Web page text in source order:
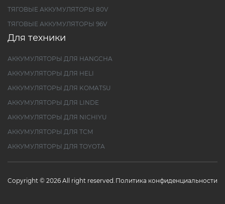
ТЯГОВЫЕ АККУМУЛЯТОРЫ 80V
ТЯГОВЫЕ АККУМУЛЯТОРЫ 96V
Для техники
АККУМУЛЯТОРЫ ДЛЯ HANGCHA
АККУМУЛЯТОРЫ ДЛЯ HELI
АККУМУЛЯТОРЫ ДЛЯ KOMATSU
АККУМУЛЯТОРЫ ДЛЯ LINDE
АККУМУЛЯТОРЫ ДЛЯ NICHIYU
АККУМУЛЯТОРЫ ДЛЯ TCM
АККУМУЛЯТОРЫ ДЛЯ TOYOTA
Copyright © 2026 All right reserved. Политика конфиденциальности